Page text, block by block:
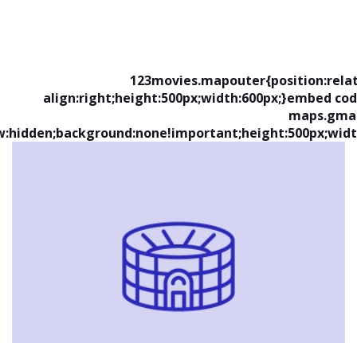
align:right;height:500px;width:600px;}embed